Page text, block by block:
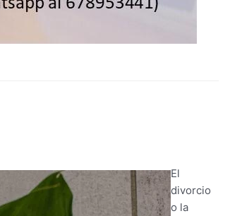
El
divorcio
o la